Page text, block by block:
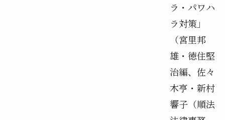
ラ・パワハ
ラ対策」
（宮里邦
雄・徳住堅
治編、佐々
木亨・新村
響子（順法